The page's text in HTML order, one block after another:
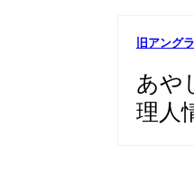
旧アング
あや
理人